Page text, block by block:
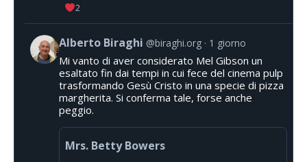
2
Alberto Biraghi @biraghi.org 1 giorno
Mi vanto di aver considerato Mel Gibson un
esaltato fin dai tempi in cui fece del cinema pulp
trasformando Gesù Cristo in una specie di pizza
margherita. Si conferma tale, forse anche
peggio.
Mrs. Betty Bowers